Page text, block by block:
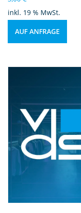
inkl. 19 % MwSt.
AUF ANFRAGE